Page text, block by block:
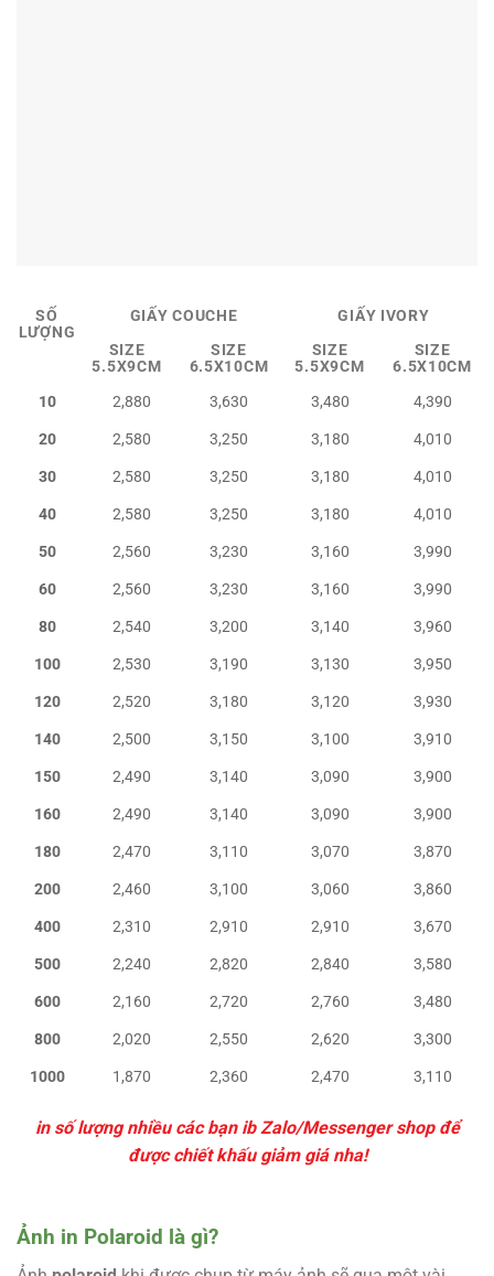
SỐ
LƯỢNG
GIẤY COUCHE
GIẤY IVORY
SIZE
5.5X9CM
SIZE
6.5X10CM
SIZE
5.5X9CM
SIZE
6.5X10CM
10
2,880 3,630 3,480
4,390
20
2,580 3,250 3,180
4,010
30
2,580 3,250 3,180
4,010
40
2,580 3,250 3,180
4,010
50
2,560 3,230 3,160
3,990
60
2,560 3,230 3,160
3,990
80
2,540 3,200 3,140
3,960
100
2,530 3,190 3,130
3,950
120
2,520 3,180 3,120
3,930
140
2,500 3,150 3,100
3,910
150
2,490 3,140 3,090
3,900
160
2,490 3,140 3,090
3,900
180
2,470 3,110 3,070
3,870
200
2,460 3,100 3,060
3,860
400
2,310 2,910 2,910
3,670
500
2,240 2,820 2,840
3,580
600
2,160 2,720 2,760
3,480
800
2,020 2,550 2,620
3,300
1000
1,870 2,360 2,470 3,110
in số lượng nhiều các bạn ib Zalo/Messenger shop để
được chiết khấu giảm giá nha!
Ảnh in Polaroid là gì?